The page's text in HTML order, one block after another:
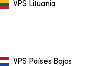
VPS Lituania
VPS Países Bajos